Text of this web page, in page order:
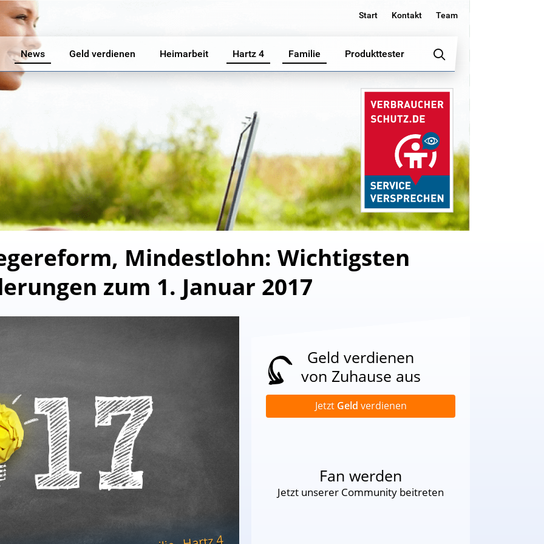
Start Kontakt Team
News Geld verdienen Heimarbeit Hartz 4 Familie Produkttester
Mindestlohn: Wichtigsten
zum 1. Januar 2017
Geld verdienen
von Zuhause aus
Jetzt Geld verdienen
Fan werden
Jetzt unserer Community beitreten